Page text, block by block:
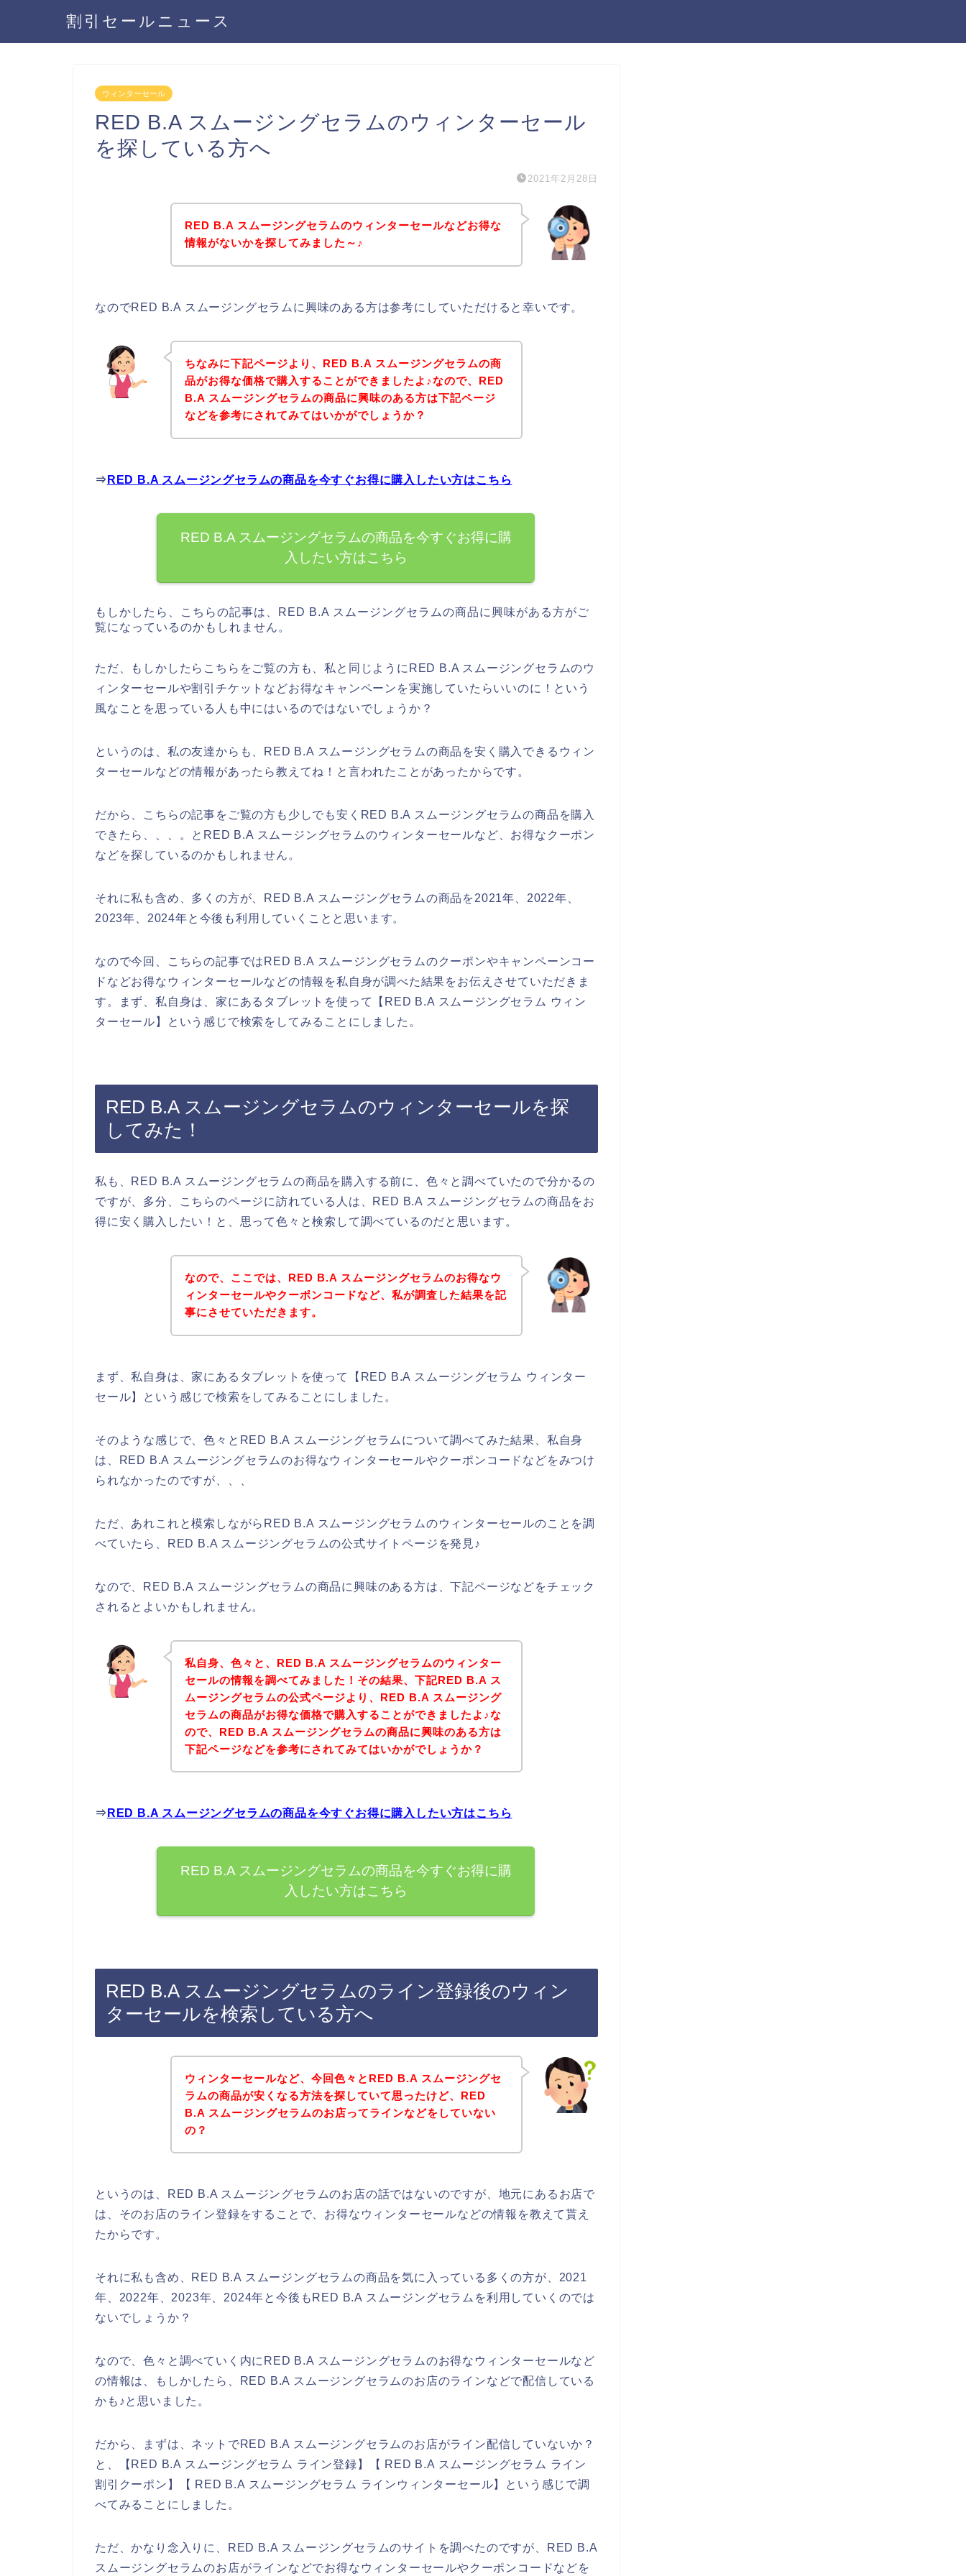
割引セールニュース
ウィンターセール
RED B.A スムージングセラムのウィンターセール
を探している方へ
2021年2月28日
RED B.A スムージングセラムのウィンターセールなどお得な
情報がないかを探してみました～♪
なのでRED B.A スムージングセラムに興味のある方は参考にしていただけると幸いです。
ちなみに下記ページより、RED B.A スムージングセラムの商
品がお得な価格で購入することができましたよ♪なので、RED
B.A スムージングセラムの商品に興味のある方は下記ページ
などを参考にされてみてはいかがでしょうか？
⇒ RED B.A スムージングセラムの商品を今すぐお得に購入したい方はこちら
RED B.A スムージングセラムの商品を今すぐお得に購
入したい方はこちら
もしかしたら、こちらの記事は、RED B.A スムージングセラムの商品に興味がある方がご
覧になっているのかもしれません。
ただ、もしかしたらこちらをご覧の方も、私と同じようにRED B.A スムージングセラムのウ
ィンターセールや割引チケットなどお得なキャンペーンを実施していたらいいのに！という
風なことを思っている人も中にはいるのではないでしょうか？
というのは、私の友達からも、RED B.A スムージングセラムの商品を安く購入できるウィン
ターセールなどの情報があったら教えてね！と言われたことがあったからです。
だから、こちらの記事をご覧の方も少しでも安くRED B.A スムージングセラムの商品を購入
できたら、、、。とRED B.A スムージングセラムのウィンターセールなど、お得なクーポン
などを探しているのかもしれません。
それに私も含め、多くの方が、RED B.A スムージングセラムの商品を2021年、2022年、
2023年、2024年と今後も利用していくことと思います。
なので今回、こちらの記事ではRED B.A スムージングセラムのクーポンやキャンペーンコー
ドなどお得なウィンターセールなどの情報を私自身が調べた結果をお伝えさせていただきま
す。まず、私自身は、家にあるタブレットを使って【RED B.A スムージングセラム ウィン
ターセール】という感じで検索をしてみることにしました。
RED B.A スムージングセラムのウィンターセールを探
してみた！
私も、RED B.A スムージングセラムの商品を購入する前に、色々と調べていたので分かるの
ですが、多分、こちらのページに訪れている人は、RED B.A スムージングセラムの商品をお
得に安く購入したい！と、思って色々と検索して調べているのだと思います。
なので、ここでは、RED B.A スムージングセラムのお得なウ
ィンターセールやクーポンコードなど、私が調査した結果を記
事にさせていただきます。
まず、私自身は、家にあるタブレットを使って【RED B.A スムージングセラム ウィンター
セール】という感じで検索をしてみることにしました。
そのような感じで、色々とRED B.A スムージングセラムについて調べてみた結果、私自身
は、RED B.A スムージングセラムのお得なウィンターセールやクーポンコードなどをみつけ
られなかったのですが、、、
ただ、あれこれと模索しながらRED B.A スムージングセラムのウィンターセールのことを調
べていたら、RED B.A スムージングセラムの公式サイトページを発見♪
なので、RED B.A スムージングセラムの商品に興味のある方は、下記ページなどをチェック
されるとよいかもしれません。
私自身、色々と、RED B.A スムージングセラムのウィンター
セールの情報を調べてみました！その結果、下記RED B.A ス
ムージングセラムの公式ページより、RED B.A スムージング
セラムの商品がお得な価格で購入することができましたよ♪な
ので、RED B.A スムージングセラムの商品に興味のある方は
下記ページなどを参考にされてみてはいかがでしょうか？
⇒ RED B.A スムージングセラムの商品を今すぐお得に購入したい方はこちら
RED B.A スムージングセラムの商品を今すぐお得に購
入したい方はこちら
RED B.A スムージングセラムのライン登録後のウィン
ターセールを検索している方へ
ウィンターセールなど、今回色々とRED B.A スムージングセ
ラムの商品が安くなる方法を探していて思ったけど、RED
B.A スムージングセラムのお店ってラインなどをしていない
の？
というのは、RED B.A スムージングセラムのお店の話ではないのですが、地元にあるお店で
は、そのお店のライン登録をすることで、お得なウィンターセールなどの情報を教えて貰え
たからです。
それに私も含め、RED B.A スムージングセラムの商品を気に入っている多くの方が、2021
年、2022年、2023年、2024年と今後もRED B.A スムージングセラムを利用していくのでは
ないでしょうか？
なので、色々と調べていく内にRED B.A スムージングセラムのお得なウィンターセールなど
の情報は、もしかしたら、RED B.A スムージングセラムのお店のラインなどで配信している
かも♪と思いました。
だから、まずは、ネットでRED B.A スムージングセラムのお店がライン配信していないか？
と、【RED B.A スムージングセラム ライン登録】【 RED B.A スムージングセラム ライン
割引クーポン】【 RED B.A スムージングセラム ラインウィンターセール】という感じで調
べてみることにしました。
ただ、かなり念入りに、RED B.A スムージングセラムのサイトを調べたのですが、RED B.A
スムージングセラムのお店がラインなどでお得なウィンターセールやクーポンコードなどを